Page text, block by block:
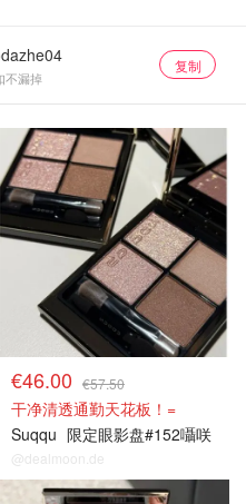
不漏掉
复制
€46.00 €57.50
干净清透通勤天花板！=
Suqqu 限定眼影盘#152囁咲
@dealmoon.de